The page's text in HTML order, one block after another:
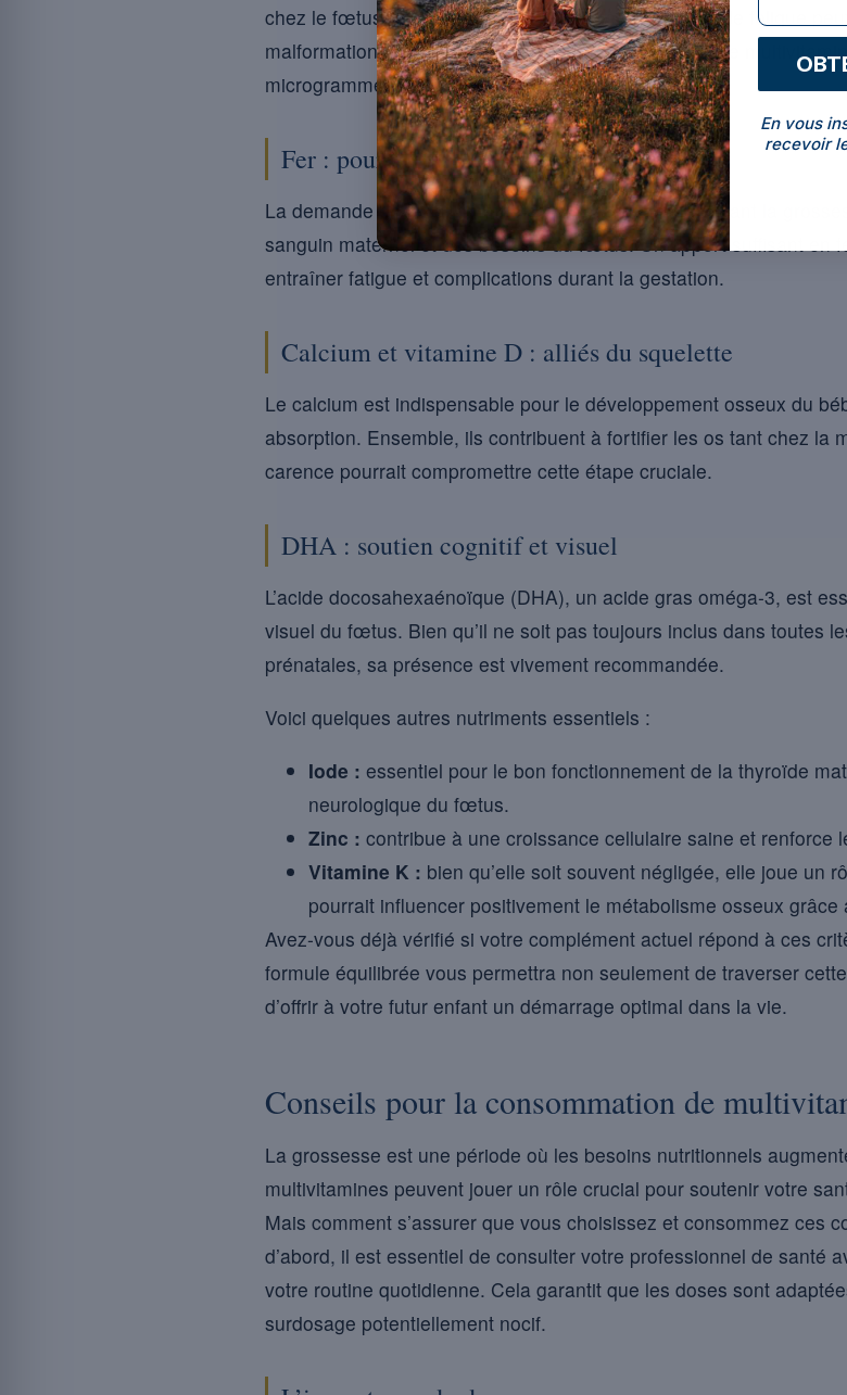
chez le fœtus. Une supplémentation adéquate en acide folique
malformations congénitales[1]. Assurez-vous que votre
microgrammes d’acide folique.
Fer : pour éviter l’anémie
La demande en fer augmente considérablement pendant la
sanguin maternel et des besoins du fœtus. Un apport suffisant en
entraîner fatigue et complications durant la gestation.
Calcium et vitamine D : alliés du squelette
Le calcium est indispensable pour le développement osseux du
absorption. Ensemble, ils contribuent à fortifier les os tant chez la
carence pourrait compromettre cette étape cruciale.
DHA : soutien cognitif et visuel
L’acide docosahexaénoïque (DHA), un acide gras oméga-3, est
visuel du fœtus. Bien qu’il ne soit pas toujours inclus dans toutes
prénatales, sa présence est vivement recommandée.
Voici quelques autres nutriments essentiels :
Iode : essentiel pour le bon fonctionnement de la thyroïde
neurologique du fœtus.
Zinc : contribue à une croissance cellulaire saine et renforce
Vitamine K : bien qu’elle soit souvent négligée, elle joue un
pourrait influencer positivement le métabolisme osseux
Avez-vous déjà vérifié si votre complément actuel répond à ces
formule équilibrée vous permettra non seulement de traverser
d’offrir à votre futur enfant un démarrage optimal dans la vie.
Conseils pour la consommation de
La grossesse est une période où les besoins nutritionnels
multivitamines peuvent jouer un rôle crucial pour soutenir votre
Mais comment s’assurer que vous choisissez et consommez ces
d’abord, il est essentiel de consulter votre professionnel de santé
votre routine quotidienne. Cela garantit que les doses sont
surdosage potentiellement nocif.
En vous
recevoir